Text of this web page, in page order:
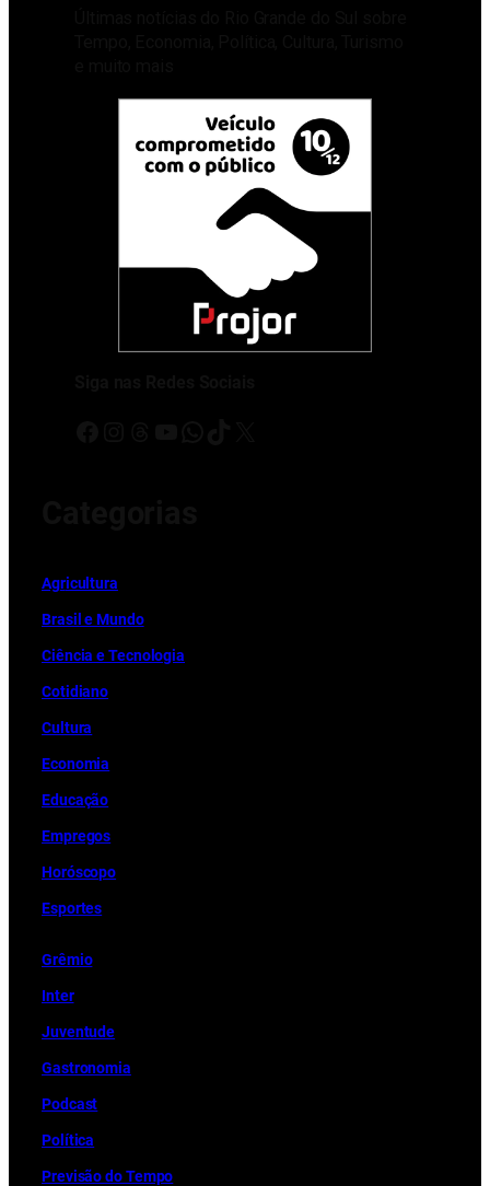
Agricultura
Brasil e Mundo
Ciência e Tecnologia
Cotidiano
Cultura
Economia
Educação
Empregos
Horóscopo
Esportes
Grêmio
Inter
Juventude
Gastronomia
Podcast
Política
Previsão do Tempo